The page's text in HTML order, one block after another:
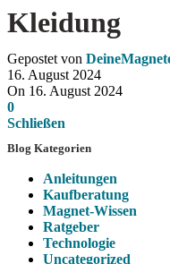
Kleidung
Gepostet von
16. August 2024
On 16. August 2024
0
Schließen
Blog Kategorien
Anleitungen
Kaufberatung
Magnet-Wissen
Ratgeber
Technologie
Uncategorized